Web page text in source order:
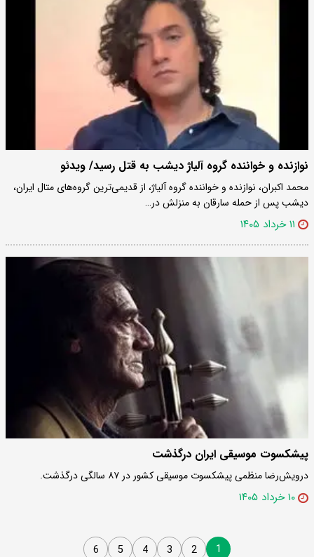
نوازنده و خواننده گروه آلیاژ دیشب به قتل رسید/ ویدئو
محمد اکبران، نوازنده و خواننده گروه آلیاژ، از قدیمی‌ترین گروه‌های متال ایران،
دیشب پس از حمله سارقان به منزلش در…
۱۱ خرداد ۱۴۰۵
پیشکسوت موسیقی ایران درگذشت
درویش‌رضا منظمی پیشکسوت موسیقی کشور در ۸۷ سالگی درگذشت.
۱۰ خرداد ۱۴۰۵
1
2
3
4
5
6